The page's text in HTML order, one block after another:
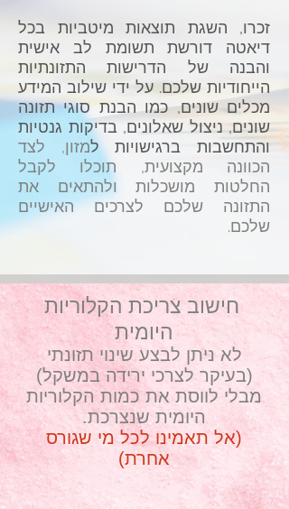
זכרו, השגת תוצאות מיטביות בכל
דיאטה דורשת תשומת לב אישית
והבנה של הדרישות התזונתיות
הייחודיות שלכם. על ידי שילוב המידע
מכלים שונים, כמו הבנת סוגי תזונה
שונים, ניצול שאלונים, בדיקות גנטיות
והתחשבות ברגישויות למזון, לצד
הכוונה מקצועית, תוכלו לקבל
החלטות מושכלות ולהתאים את
התזונה שלכם לצרכים האישיים
שלכם.
חישוב צריכת הקלוריות
היומית
לא ניתן לבצע שינוי תזונתי
(בעיקר לצרכי ירידה במשקל)
מבלי לווסת את כמות הקלוריות
היומית שנצרכת.
(אל תאמינו לכל מי שגורס
אחרת)